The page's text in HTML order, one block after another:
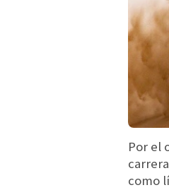
Por el
como